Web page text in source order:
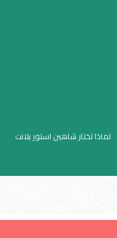
لماذا تختار شاهين استور بلانت